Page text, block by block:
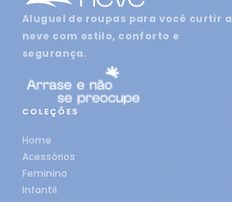
Aluguel de roupas para você curtir a
neve com estilo, conforto e
segurança.
COLEÇÕES
Home
Acessórios
Feminino
Infantil